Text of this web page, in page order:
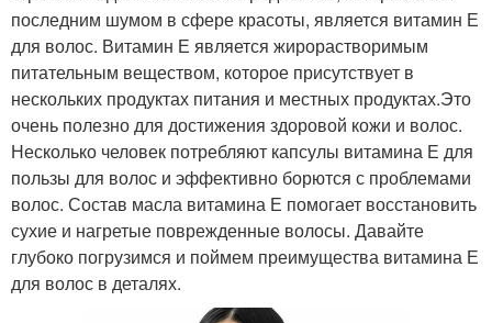
последним шумом в сфере красоты, является витамин Е
для волос. Витамин Е является жирорастворимым
питательным веществом, которое присутствует в
нескольких продуктах питания и местных продуктах.Это
очень полезно для достижения здоровой кожи и волос.
Несколько человек потребляют капсулы витамина Е для
пользы для волос и эффективно борются с проблемами
волос. Состав масла витамина Е помогает восстановить
сухие и нагретые поврежденные волосы. Давайте
глубоко погрузимся и поймем преимущества витамина Е
для волос в деталях.